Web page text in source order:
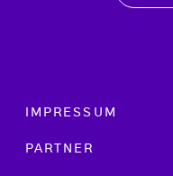
Footer menu
IMPRESSUM
PARTNER